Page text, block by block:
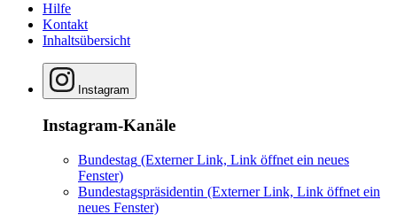
Hilfe
Kontakt
Inhaltsübersicht
Instagram
Instagram-Kanäle
Bundestag (Externer Link, Link öffnet ein neues
Fenster)
Bundestagspräsidentin (Externer Link, Link öffnet ein
neues Fenster)